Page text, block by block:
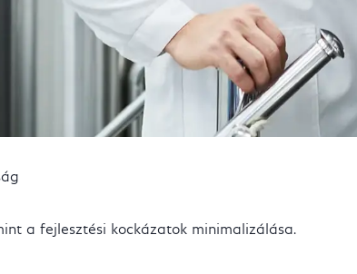
a fejlesztési kockázatok minimalizálása.